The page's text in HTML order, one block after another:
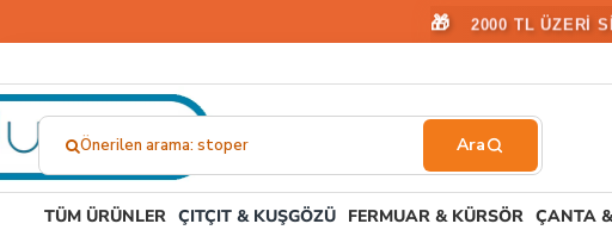
🎁 2000 TL ÜZERİ
Aramıştınız?...
Önerilen arama: plastik toka
TÜM ÜRÜNLER ÇITÇIT & KUŞGÖZÜ FERMUAR & KÜRSÖR ÇANTA